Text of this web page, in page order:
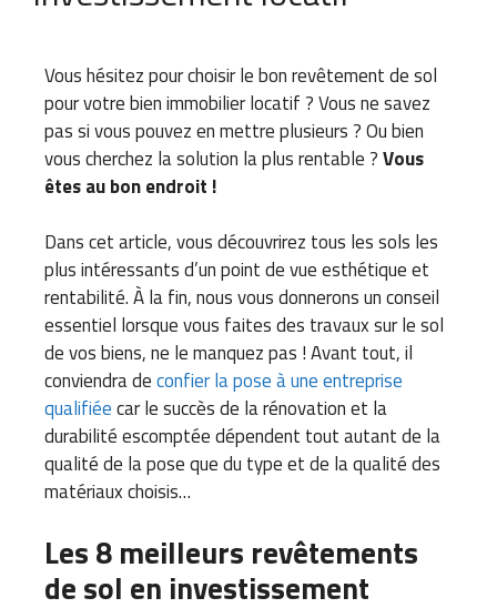
Vous hésitez pour choisir le bon revêtement de sol
pour votre bien immobilier locatif ? Vous ne savez
pas si vous pouvez en mettre plusieurs ? Ou bien
vous cherchez la solution la plus rentable ?Vous
êtes au bon endroit !
Dans cet article, vous découvrirez tous les sols les
plus intéressants d’un point de vue esthétique et
rentabilité.À la fin, nous vous donnerons un conseil
essentiel lorsque vous faites des travaux sur le sol
de vos biens, ne le manquez pas ! Avant tout, il
conviendra deconfier la pose à une entreprise
qualifiéecar le succès de la rénovation et la
durabilité escomptée dépendent tout autant de la
qualité de la pose que du type et de la qualité des
matériaux choisis…
Les 8 meilleurs revêtements
de sol en investissement